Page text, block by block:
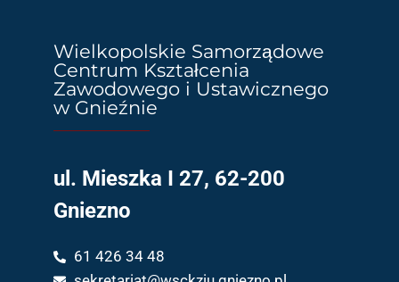
Wielkopolskie Samorządowe
Centrum Kształcenia
Zawodowego i Ustawicznego
w Gnieźnie
ul. Mieszka I 27, 62-200
Gniezno
61 426 34 48